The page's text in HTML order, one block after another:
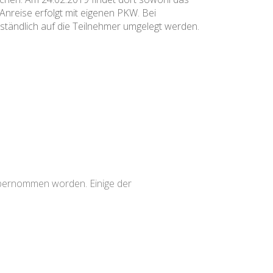
erfolgt mit eigenen PKW. Bei
auf die Teilnehmer umgelegt werden.
worden. Einige der